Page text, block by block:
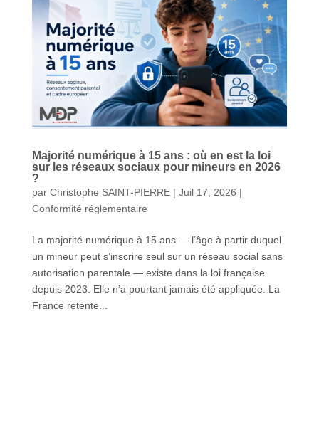
Majorité numérique à 15 ans : où en est la loi
sur les réseaux sociaux pour mineurs en 2026
?
par Christophe SAINT-PIERRE| Juil 17, 2026 |
Conformité réglementaire
La majorité numérique à 15 ans — l’âge à partir duquel
un mineur peut s’inscrire seul sur un réseau social sans
autorisation parentale — existe dans la loi française
depuis 2023. Elle n’a pourtant jamais été appliquée. La
France retente...